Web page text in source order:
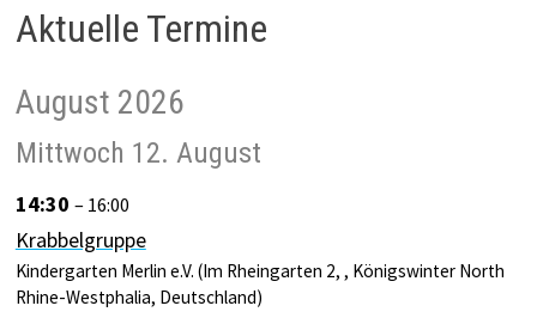
Aktuelle Termine
August 2026
Mittwoch 12. August
14:30 – 16:00
Krabbelgruppe
Kindergarten Merlin e.V. (Im Rheingarten 2, , Königswinter North
Rhine-Westphalia, Deutschland)